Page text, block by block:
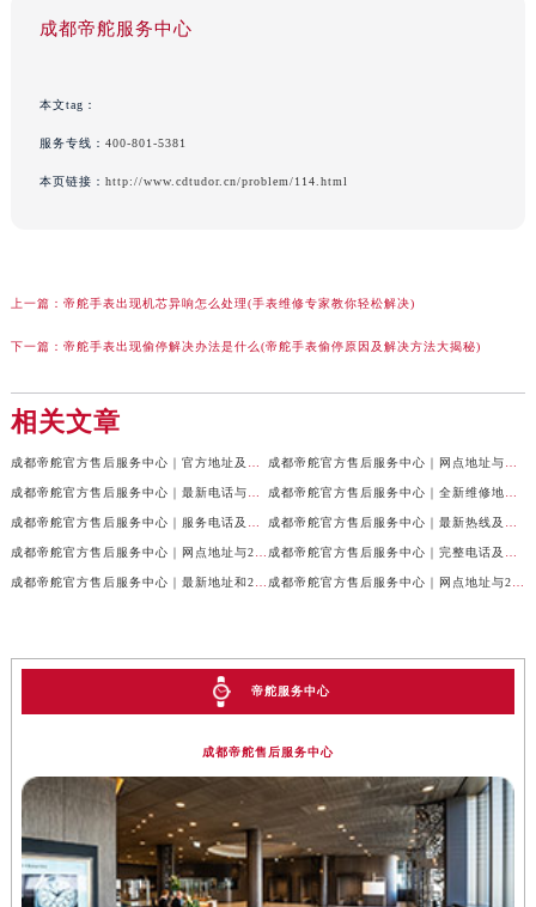
成都帝舵服务中心
本文tag：
服务专线： 400-801-5381
本页链接： http://www.cdtudor.cn/problem/114.html
上一篇： 帝舵手表出现机芯异响怎么处理(手表维修专家教你轻松解决)
下一篇： 帝舵手表出现偷停解决办法是什么(帝舵手表偷停原因及解决方法大揭秘)
相关文章
帝舵服务中心
成都帝舵售后服务中心